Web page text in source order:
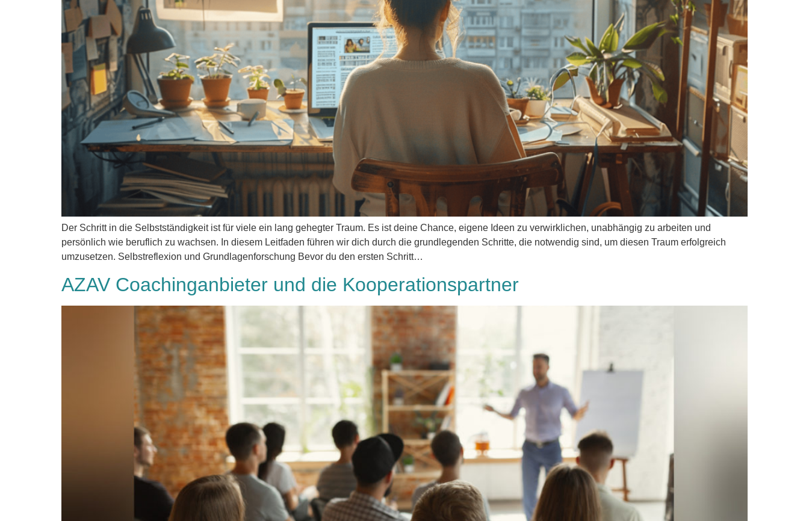
Der Schritt in die Selbstständigkeit ist für viele ein lang gehegter Traum. Es ist deine Chance, eigene Ideen zu verwirklichen, unabhängig zu arbeiten und
persönlich wie beruflich zu wachsen. In diesem Leitfaden führen wir dich durch die grundlegenden Schritte, die notwendig sind, um diesen Traum erfolgreich
umzusetzen. Selbstreflexion und Grundlagenforschung Bevor du den ersten Schritt…
AZAV Coachinganbieter und die Kooperationspartner